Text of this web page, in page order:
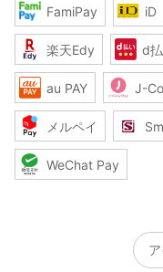
FamiPay iD
楽天Edy d
au PAY J-
メルペイ
WeChat Pay